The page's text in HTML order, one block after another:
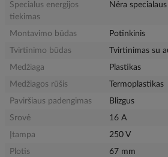
Specialus energijos
tiekimas
Nėra
Montavimo būdas
Potinkinis
Tvirtinimo būdas
Tvirtinimas su
Medžiaga
Plastikas
Medžiagos rūšis
Termoplastikas
Paviršiaus padengimas
Blizgus
Srovė
16 A
Įtampa
250 V
Plotis
67 mm